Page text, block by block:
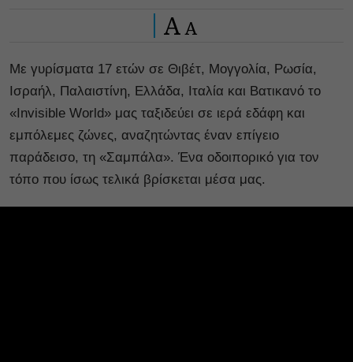
A A
Με γυρίσματα 17 ετών σε Θιβέτ, Μογγολία, Ρωσία,
Ισραήλ, Παλαιστίνη, Ελλάδα, Ιταλία και Βατικανό το
«Invisible World» μας ταξιδεύει σε ιερά εδάφη και
εμπόλεμες ζώνες, αναζητώντας έναν επίγειο
παράδεισο, τη «Σαμπάλα». Ένα οδοιπορικό για τον
τόπο που ίσως τελικά βρίσκεται μέσα μας.